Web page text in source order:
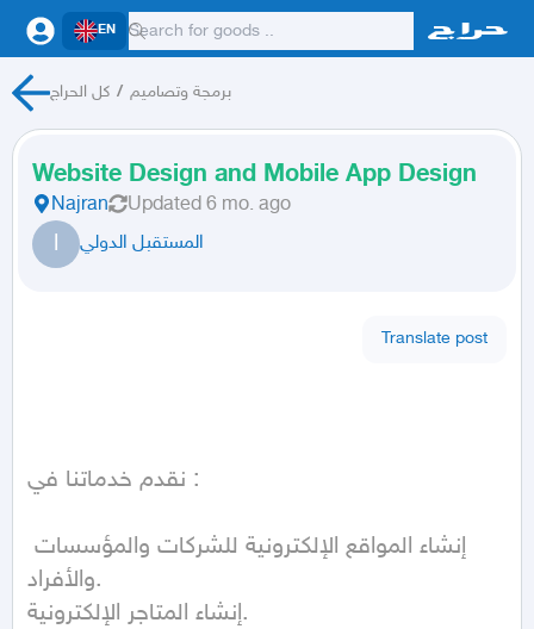
EN
كل الحراج / برمجة وتصاميم
Website Design and Mobile App Design
Najran Updated 6 mo. ago
ا المستقبل الدولي
Translate post
نقدم خدماتنا في :
والأفراد.
إنشاء المتاجر الإلكترونية.